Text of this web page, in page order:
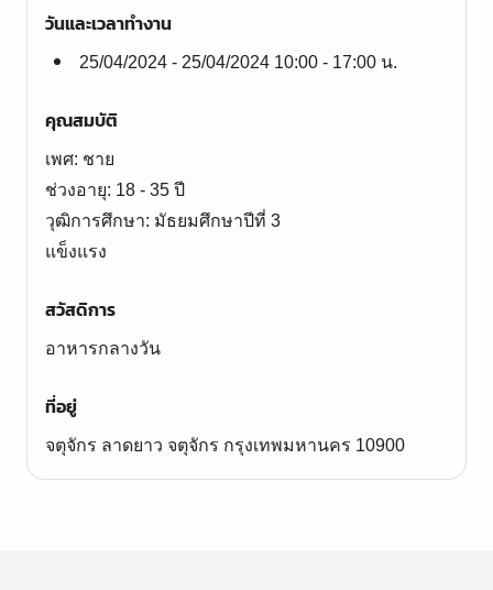
วันและเวลาทำงาน
25/04/2024 - 25/04/2024 10:00 - 17:00 น.
คุณสมบัติ
เพศ: ชาย
ช่วงอายุ: 18 - 35 ปี
วุฒิการศึกษา: มัธยมศึกษาปีที่ 3
แข็งแรง
สวัสดิการ
อาหารกลางวัน
ที่อยู่
จตุจักร ลาดยาว จตุจักร กรุงเทพมหานคร 10900